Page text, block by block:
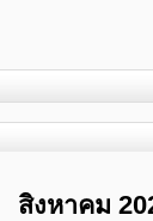
สิงหาคม